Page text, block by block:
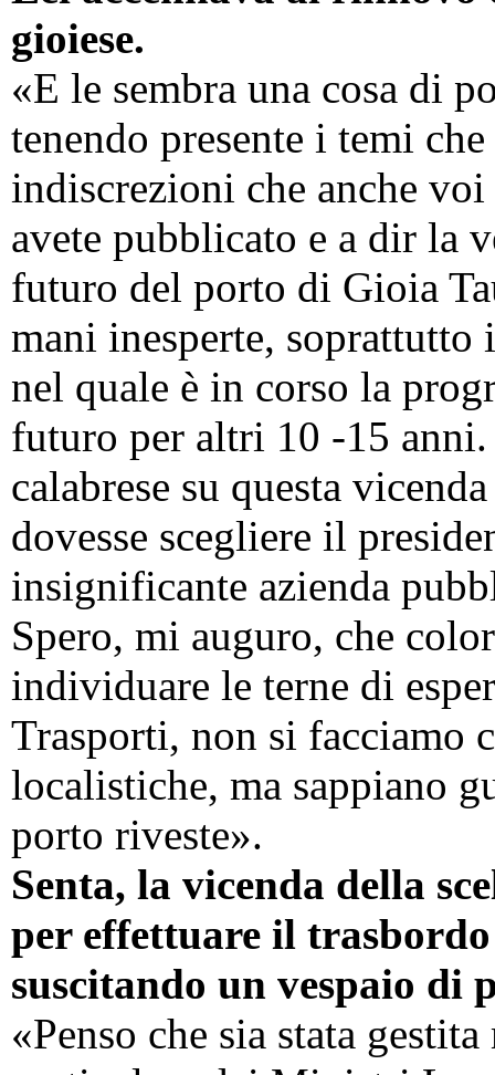
gioiese.
«E le sembra una cosa di
tenendo presente i temi
indiscrezioni che anche
avete pubblicato e a dir la
futuro del porto di Gioia
mani inesperte,
nel quale è in corso la
futuro per altri 10 -15
calabrese su questa
dovesse scegliere il
insignificante azienda
Spero, mi auguro, che
individuare le terne di
Trasporti, non si facciamo
localistiche, ma sappiano
porto riveste».
Senta, la vicenda della
per effettuare il trasbordo
suscitando un vespaio di
«Penso che sia stata